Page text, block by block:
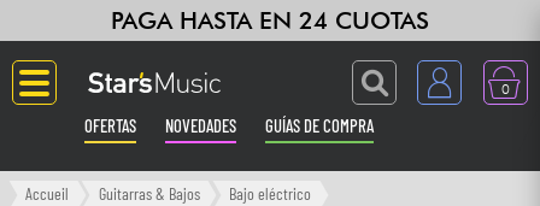
PAGA HASTA EN 24 CUOTAS
0
OFERTAS NOVEDADES GUÍAS DE COMPRA
Langue
Accueil Guitarras & Bajos
Bajo eléctrico